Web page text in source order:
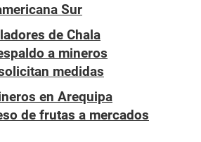
Sur
de Chala
a mineros
medidas
en Arequipa
de frutas a mercados